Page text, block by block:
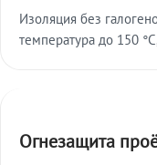
Изоляция без
температура до 150
Огнезащита